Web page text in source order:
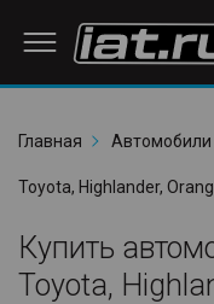
Главная
Автомобили
Toyota, Highlander,
Купить
Toyota,